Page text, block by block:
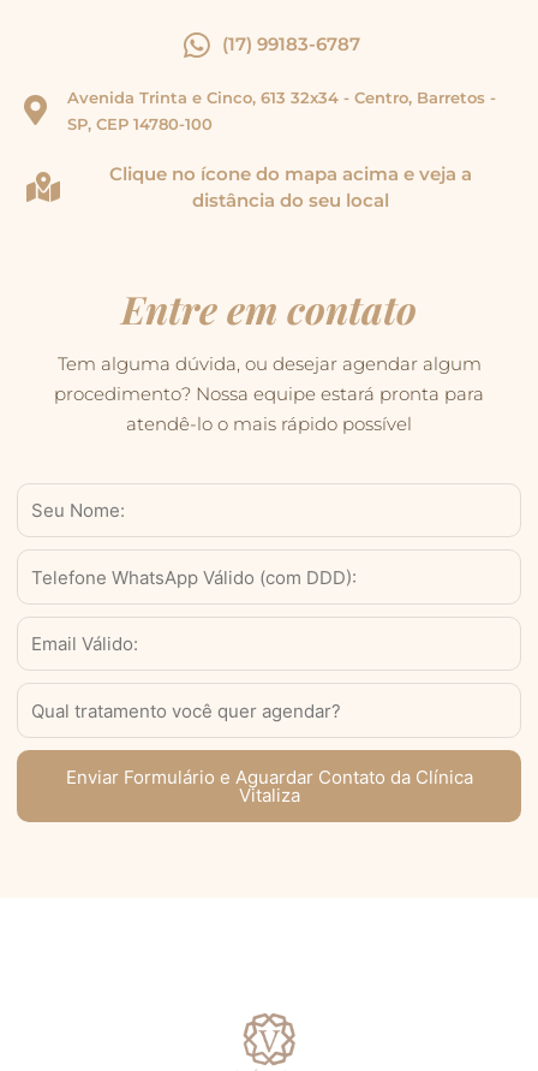
(17) 99183-6787
Avenida Trinta e Cinco, 613 32x34 - Centro, Barretos -
SP, CEP 14780-100
Clique no ícone do mapa acima e veja a
distância do seu local
Entre em contato
Tem alguma dúvida, ou desejar agendar algum
procedimento? Nossa equipe estará pronta para
atendê-lo o mais rápido possível
Nome
WhatsApp
Válido
(com
DDD)
Email
Serviço
Enviar Formulário e Aguardar Contato da Clínica
Vitaliza